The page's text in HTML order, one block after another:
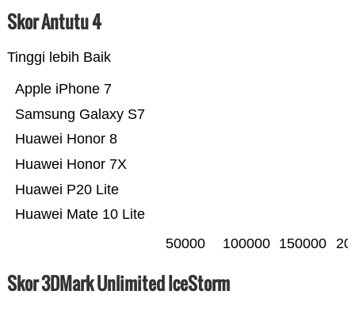
Skor Antutu 4
Tinggi lebih Baik
Huawei Mate 10 Lite
Huawei P20 Lite
Huawei Honor 7X
Huawei Honor 8
Samsung Galaxy S7
Apple iPhone 7
50000 100000 150000
Skor 3DMark Unlimited IceStorm